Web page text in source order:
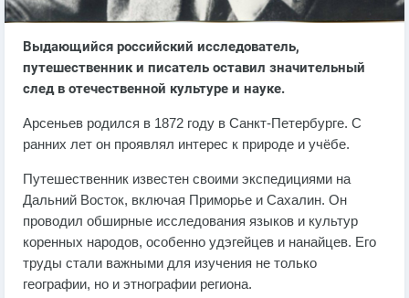
Выдающийся российский исследователь,
путешественник и писатель оставил значительный
след в отечественной культуре и науке.
Арсеньев родился в 1872 году в Санкт-Петербурге. С
ранних лет он проявлял интерес к природе и учёбе.
Путешественник известен своими экспедициями на
Дальний Восток, включая Приморье и Сахалин. Он
проводил обширные исследования языков и культур
коренных народов, особенно удэгейцев и нанайцев. Его
труды стали важными для изучения не только
географии, но и этнографии региона.